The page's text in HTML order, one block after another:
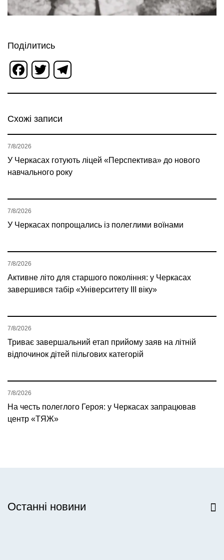
Поділитись
Facebook
Twitter
Схожі записи
У Черкасах готують ліцей «Перспектива» до нового
навчального року
7/8/2026
У Черкасах попрощались із полеглими воїнами
7/8/2026
Активне літо для старшого покоління: у Черкасах
завершився табір «Університету ІІІ віку»
7/8/2026
Триває завершальний етап прийому заяв на літній
відпочинок дітей пільгових категорій
7/8/2026
На честь полеглого Героя: у Черкасах запрацював
центр «ТЯЖ»
7/8/2026
Останні новини